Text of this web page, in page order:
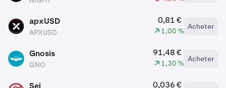
APXUSD apxUSD
APXUSD
0,81 €
1,00 %
Acheter
GNO Gnosis
GNO
91,48 €
1,30 %
Acheter
Sei 0,036 €